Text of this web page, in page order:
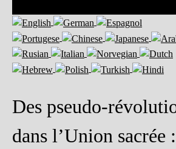
Des pseudo-
dans l’Union sacrée